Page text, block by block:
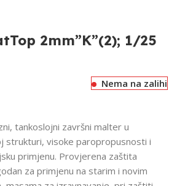
2mm”K”(2); 1/25
Nema na zalihi
završni malter u
strukturi, visoke paropropusnosti i
primjenu. Provjerena zaštita
za primjenu na starim i novim